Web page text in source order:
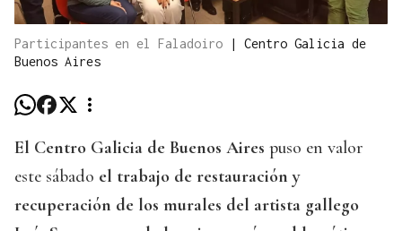
Participantes en el Faladoiro | Centro Galicia de
Buenos Aires
El Centro Galicia de Buenos Aires puso en valor
este sábado el trabajo de restauración y
recuperación de los murales del artista gallego